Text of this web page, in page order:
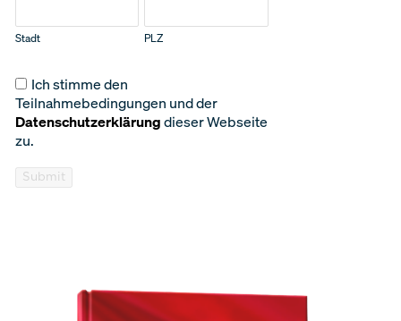
Stadt PLZ
Ich stimme den
Teilnahmebedingungen und der
Datenschutzerklärungdieser Webseite
zu.
Submit